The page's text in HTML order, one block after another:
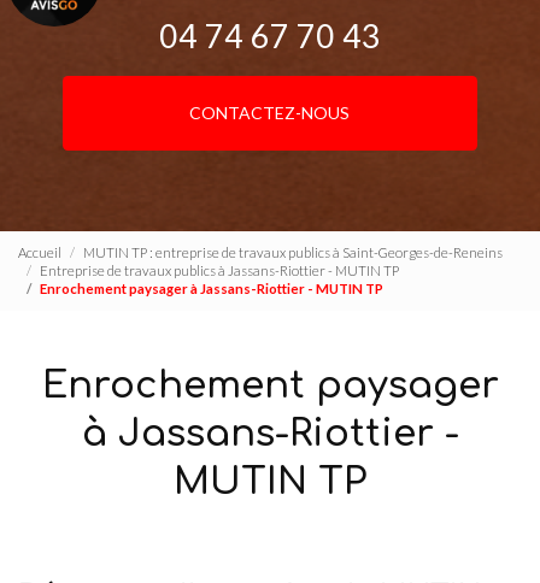
04 74 67 70 43
CONTACTEZ-NOUS
Accueil
MUTIN TP : entreprise de travaux publics à Saint-Georges-de-Reneins
Entreprise de travaux publics à Jassans-Riottier - MUTIN TP
Enrochement paysager à Jassans-Riottier - MUTIN TP
Enrochement paysager
à Jassans-Riottier -
MUTIN TP